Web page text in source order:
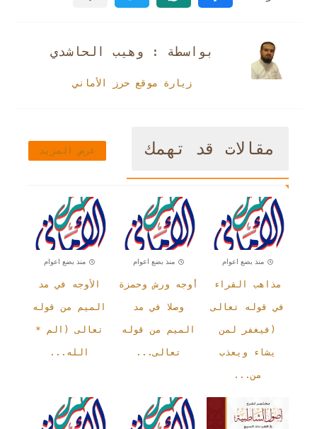
بواسطة : وهيب الحاشدي
زيارة موقع حرز الأماني
مقالات قد تهمك عرض المزيد
منذ بضع اعوام
مذاهب القراء
في قوله تعالى
(فيغفر لمن
يشاء ويعذب
من...
منذ بضع اعوام
أوجه ورش وحمزة
وصلا في مد
الميم من قوله
تعالى...
منذ بضع اعوام
الأوجه في مد
الميم من قوله
تعالى (الم *
الله...